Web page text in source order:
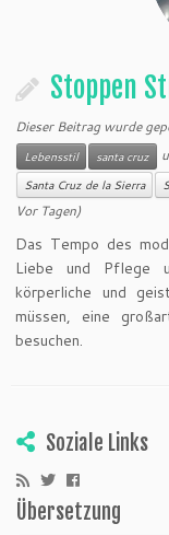
Stoppen
Dieser Beitrag wurde
Lebensstil
santa cruz
Santa Cruz de la Sierra
Vor Tagen)
Das Tempo des
Liebe und Pflege
körperliche und
müssen, eine
besuchen.
Soziale Links
Übersetzung